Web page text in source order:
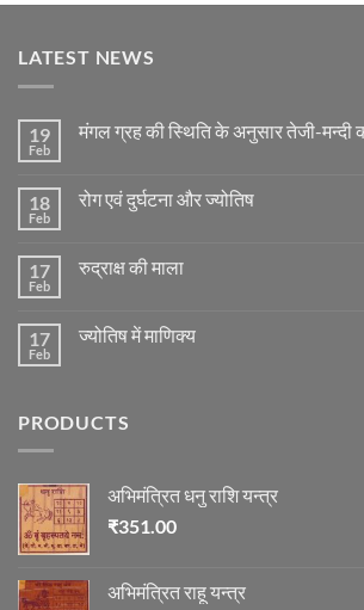
LATEST NEWS
19
Feb
मंगल ग्रह की स्थिति के अनुसार तेजी-मन्दी
मंगल
के
अनुसार
विचार
18
Feb
रोग एवं दुर्घटना और ज्योतिष
रोग
ज्योतिष
17
Feb
रुद्राक्ष की माला
रुद्राक्ष
17
Feb
ज्योतिष में माणिक्य
में
PRODUCTS
अभिमंत्रित धनु राशि यन्त्र
₹351.00
अभिमंत्रित राहू यन्त्र